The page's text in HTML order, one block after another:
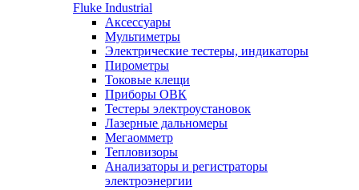
Fluke Industrial
Аксессуары
Мультиметры
Электрические тестеры, индикаторы
Пирометры
Токовые клещи
Приборы ОВК
Тестеры электроустановок
Лазерные дальномеры
Мегаомметр
Тепловизоры
Анализаторы и регистраторы
электроэнергии